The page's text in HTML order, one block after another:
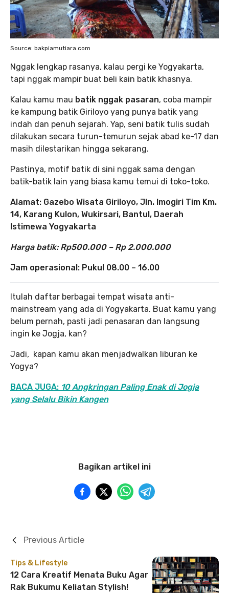
Source: bakpiamutiara.com
Nggak lengkap rasanya, kalau pergi ke Yogyakarta,
tapi nggak mampir buat beli kain batik khasnya.
Kalau kamu mau batik nggak pasaran, coba mampir
ke kampung batik Giriloyo yang punya batik yang
indah dan penuh sejarah. Yap, seni batik tulis sudah
dilakukan secara turun-temurun sejak abad ke-17 dan
masih dilestarikan hingga sekarang.
Pastinya, motif batik di sini nggak sama dengan
batik-batik lain yang biasa kamu temui di toko-toko.
Alamat: Gazebo Wisata Giriloyo, Jln. Imogiri Tim Km.
14, Karang Kulon, Wukirsari, Bantul, Daerah
Istimewa Yogyakarta
Harga batik: Rp500.000 – Rp 2.000.000
Jam operasional: Pukul 08.00 – 16.00
Itulah daftar berbagai tempat wisata anti-
mainstream yang ada di Yogyakarta. Buat kamu yang
belum pernah, pasti jadi penasaran dan langsung
ingin ke Jogja, kan?
Jadi, kapan kamu akan menjadwalkan liburan ke
Yogya?
BACA JUGA: 10 Angkringan Paling Enak di Jogja
yang Selalu Bikin Kangen
Bagikan artikel ini
Tips & Lifestyle
12 Cara Kreatif Menata Buku Agar
Rak Bukumu Keliatan Stylish!
Previous Article